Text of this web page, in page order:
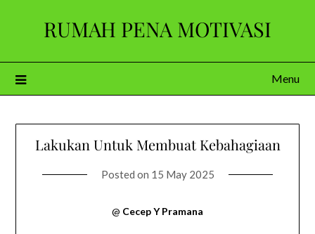
RUMAH PENA MOTIVASI
Menu
Lakukan Untuk Membuat Kebahagiaan
Posted on 15 May 2025
@ Cecep Y Pramana